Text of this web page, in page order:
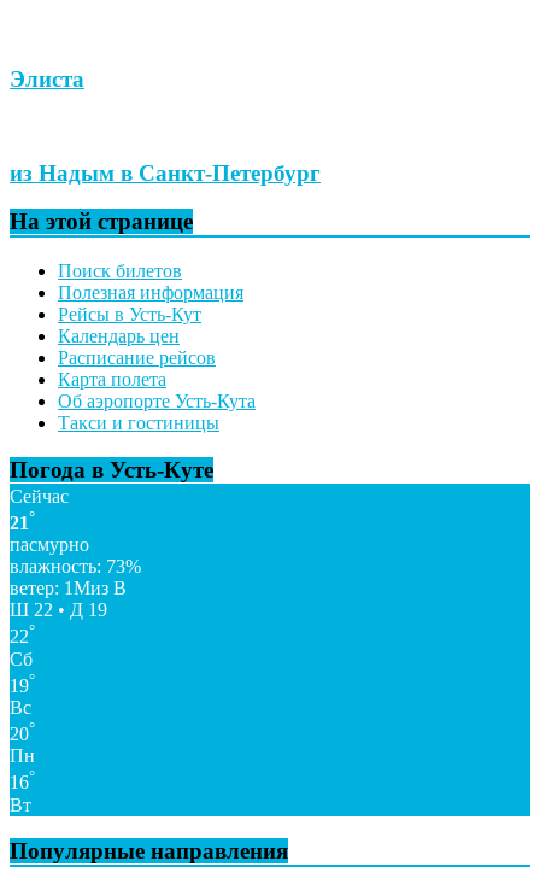
Элиста
из Надым в Санкт-Петербург
На этой странице
Поиск билетов
Полезная информация
Рейсы в Усть-Кут
Календарь цен
Расписание рейсов
Карта полета
Об аэропорте Усть-Кута
Такси и гостиницы
Погода в Усть-Куте
Сейчас
21°
пасмурно
влажность: 73%
ветер: 1Миз В
Ш 22 • Д 19
22°
Сб
19°
Вс
20°
Пн
16°
Вт
Популярные направления